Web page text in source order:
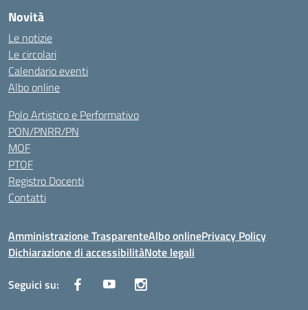
Novità
Le notizie
Le circolari
Calendario eventi
Albo online
Polo Artistico e Performativo
PON/PNRR/PN
MOF
PTOF
Registro Docenti
Contatti
Amministrazione TrasparenteAlbo onlinePrivacy Policy
Dichiarazione di accessibilitàNote legali
Seguici su: